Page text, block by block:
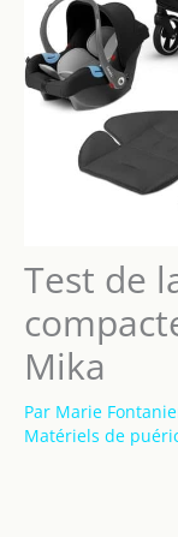
Test de
Mika
Par Marie
Matériels de